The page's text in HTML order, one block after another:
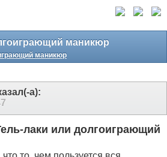
маникюр
маникюр
а):
лаки или долгоиграющий